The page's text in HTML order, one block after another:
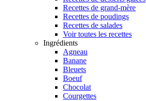
Recettes de grand-mère
Recettes de poudings
Recettes de salades
Voir toutes les recettes
Ingrédients
Agneau
Banane
Bleuets
Boeuf
Chocolat
Courgettes